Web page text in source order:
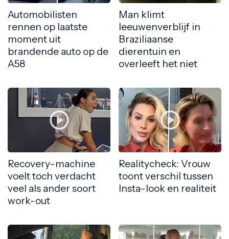
Automobilisten
rennen op laatste
moment uit
brandende auto op de
A58
Man klimt
leeuwenverblijf in
Braziliaanse
dierentuin en
overleeft het niet
Recovery-machine
voelt toch verdacht
veel als ander soort
work-out
Realitycheck: Vrouw
toont verschil tussen
Insta-look en realiteit